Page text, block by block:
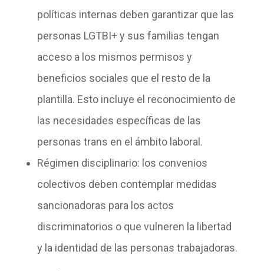
políticas internas deben garantizar que las
personas LGTBI+ y sus familias tengan
acceso a los mismos permisos y
beneficios sociales que el resto de la
plantilla. Esto incluye el reconocimiento de
las necesidades específicas de las
personas trans en el ámbito laboral.
Régimen disciplinario: los convenios
colectivos deben contemplar medidas
sancionadoras para los actos
discriminatorios o que vulneren la libertad
y la identidad de las personas trabajadoras.